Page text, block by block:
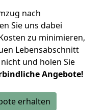
nach
Sie uns dabei
zu minimieren,
Lebensabschnitt
und holen Sie
Angebote!
erhalten